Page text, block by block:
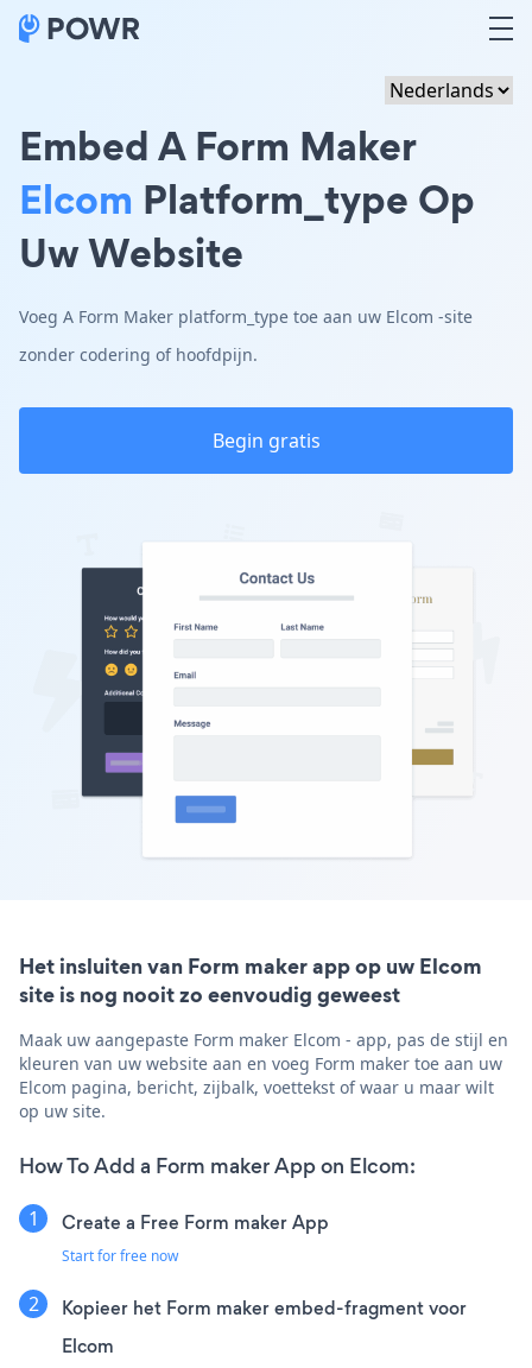
Embed A Form Maker
Elcom Platform_type Op
Uw Website
Voeg A Form Maker platform_type toe aan uw Elcom -site
zonder codering of hoofdpijn.
Begin gratis
Het insluiten van Form maker app op uw Elcom
site is nog nooit zo eenvoudig geweest
Maak uw aangepaste Form maker Elcom - app, pas de stijl en
kleuren van uw website aan en voeg Form maker toe aan uw
Elcom pagina, bericht, zijbalk, voettekst of waar u maar wilt
op uw site.
How To Add a Form maker App on Elcom:
Create a Free Form maker App
Start for free now
Kopieer het Form maker embed-fragment voor
Elcom